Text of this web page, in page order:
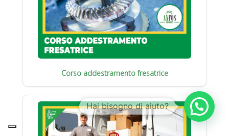
Corso addestramento fresatrice